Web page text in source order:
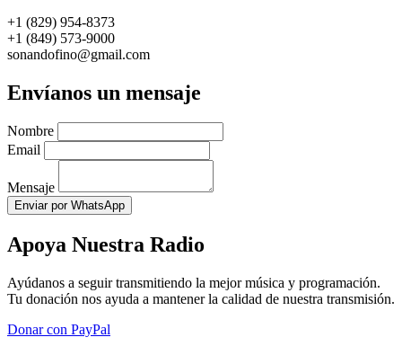
+1 (829) 954-8373
+1 (849) 573-9000
sonandofino@gmail.com
Envíanos un mensaje
Nombre
Email
Mensaje
Enviar por WhatsApp
Apoya Nuestra Radio
Ayúdanos a seguir transmitiendo la mejor música y programación.
Tu donación nos ayuda a mantener la calidad de nuestra transmisión.
Donar con PayPal